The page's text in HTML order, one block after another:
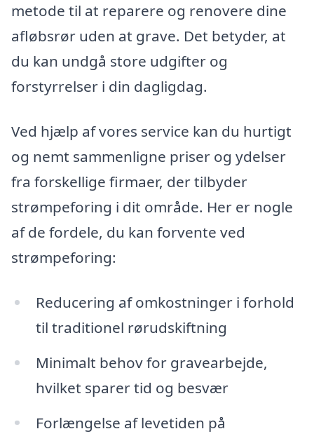
metode til at reparere og renovere dine
afløbsrør uden at grave. Det betyder, at
du kan undgå store udgifter og
forstyrrelser i din dagligdag.
Ved hjælp af vores service kan du hurtigt
og nemt sammenligne priser og ydelser
fra forskellige firmaer, der tilbyder
strømpeforing i dit område. Her er nogle
af de fordele, du kan forvente ved
strømpeforing:
Reducering af omkostninger i forhold
til traditionel rørudskiftning
Minimalt behov for gravearbejde,
hvilket sparer tid og besvær
Forlængelse af levetiden på